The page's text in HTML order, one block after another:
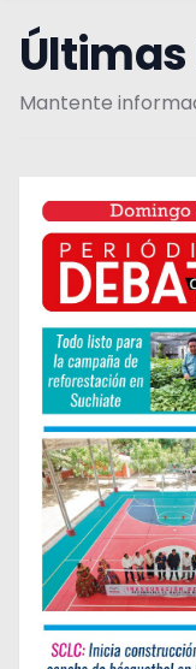
Mantente